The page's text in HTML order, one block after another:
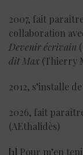
2007, fait paraître
collaboration
Devenir écrivain
dit Max (Thierry
2012, s’installe
2026, fait
(AEthalidès)
[1] Pour m’en